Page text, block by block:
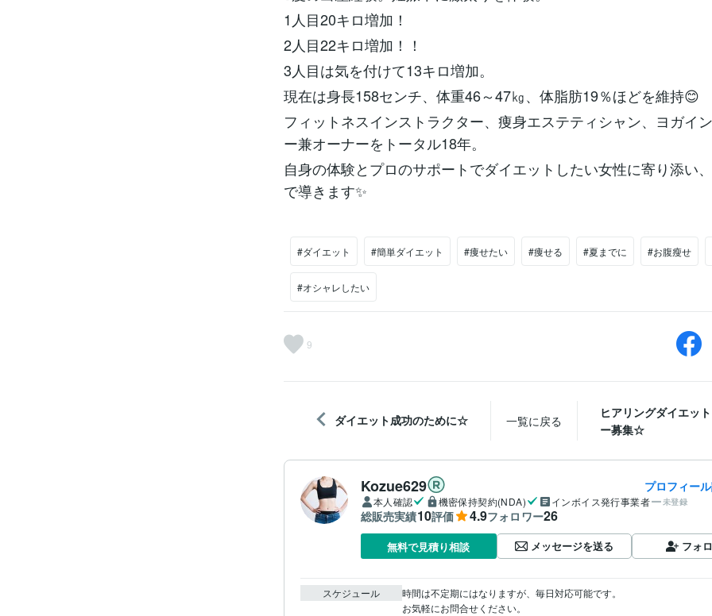
1人目20キロ増加！
2人目22キロ増加！！
3人目は気を付けて13キロ増加。
現在は身長158センチ、体重46～47㎏、体脂肪19％ほどを維持😊
フィットネスインストラクター、痩身エステティシャン、ヨガイ
ー兼オーナーをトータル18年。
自身の体験とプロのサポートでダイエットしたい女性に寄り添い
で導きます✨
#ダイエット #簡単ダイエット #痩せたい #痩せる #夏までに #お腹瘦せ
#オシャレしたい
9
ダイエット成功のために☆ 一覧に戻る
ヒアリングダイエッ
ー募集☆
Kozue629 プロフィー
本人確認 機密保持契約(NDA) インボイス発行事業者 未登録
総販売実績10評価 4.9フォロワー26
無料で見積り相談 メッセージを送る フォ
スケジュール
時間は不定期にはなりますが、毎日対応可能です。
お気軽にお問合せください。